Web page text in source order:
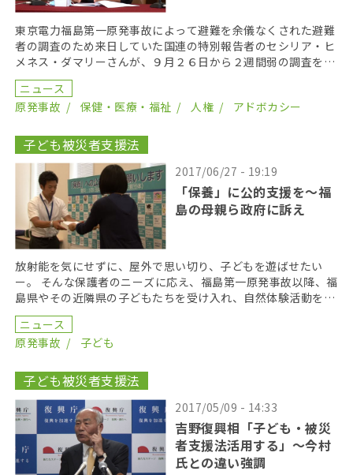
東京電力福島第一原発事故によって避難を余儀なくされた避難
者の調査のため来日していた国連の特別報告者のセシリア・ヒ
メネス・ダマリーさんが、９月２６日から２週間弱の調査を終
え記者会見した。ヒメネスさんは、帰国前にまとめた初期 […]
ニュース
原発事故
保健・医療・福祉 人権 アドボカシー
子ども被災者支援法
2017/06/27 - 19:19
「保養」に公的支援を〜福
島の母親ら政府に訴え
放射能を気にせずに、屋外で思い切り、子どもを遊ばせたい
ー。 そんな保護者のニーズに応え、福島第一原発事故以降、福
島県やその近隣県の子どもたちを受け入れ、自然体験活動を行
ってきた「保養団体」のメンバーや利用者らが２６日、「 […]
ニュース
原発事故
子ども
子ども被災者支援法
2017/05/09 - 14:33
吉野復興相「子ども・被災
者支援法活用する」～今村
氏との違い強調